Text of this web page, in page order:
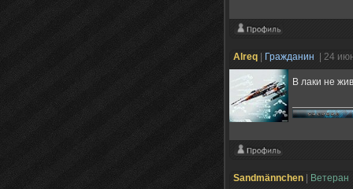
Alreq Гражданин | 24
В лаки не
Sandmännchen Ветеран